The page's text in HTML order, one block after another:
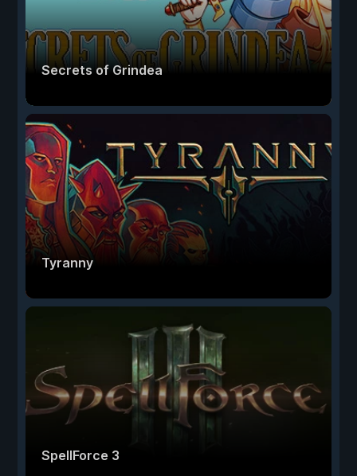
Secrets of Grindea
Tyranny
SpellForce 3